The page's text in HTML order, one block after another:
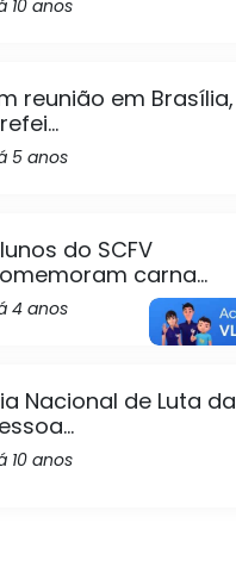
10 anos
reunião em Brasília,
5 anos
do SCFV
carna...
4 anos
Nacional de Luta da
10 anos